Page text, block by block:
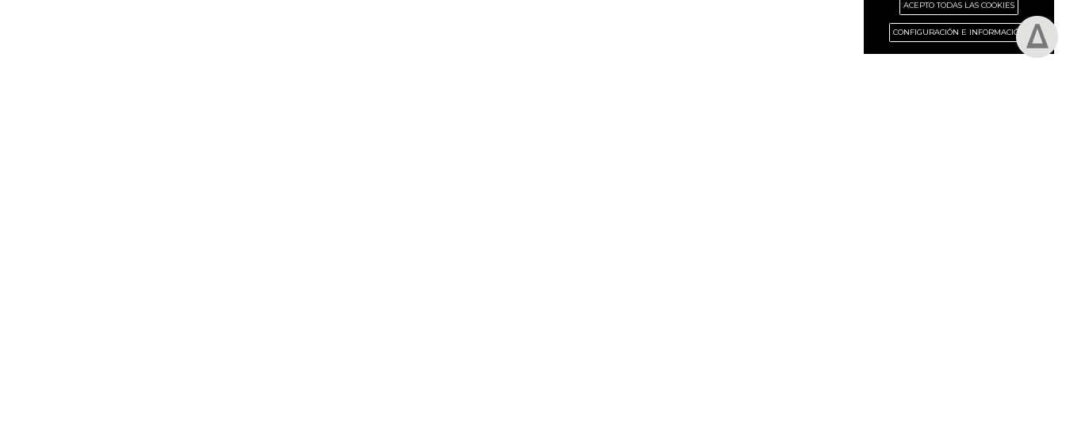
ACEPTO TODAS LAS COOKIES
CONFIGURACIÓN E INFORMACIÓN